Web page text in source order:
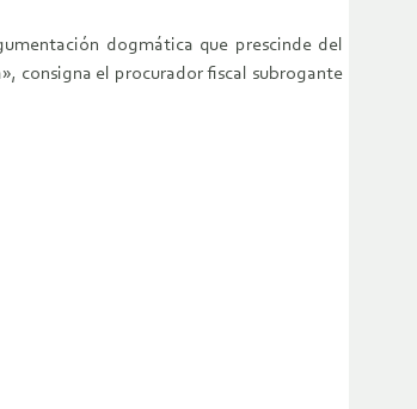
dogmática que prescinde del
consigna el procurador fiscal subrogante